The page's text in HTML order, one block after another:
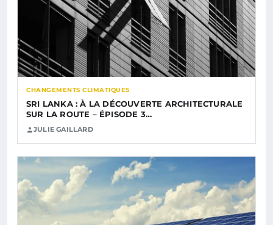
CHANGEMENTS CLIMATIQUES
SRI LANKA : À LA DÉCOUVERTE ARCHITECTURALE
SUR LA ROUTE – ÉPISODE 3…
JULIE GAILLARD